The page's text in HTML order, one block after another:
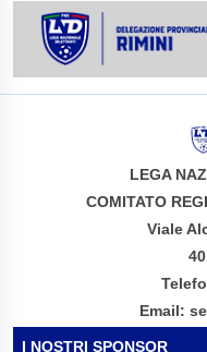
LEGA
COMITATO
Viale